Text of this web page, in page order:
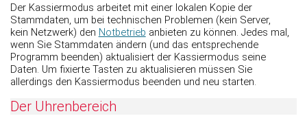
Der Kassiermodus arbeitet mit einer lokalen Kopie der
Stammdaten, um bei technischen Problemen (kein Server,
kein Netzwerk) den Notbetrieb anbieten zu können. Jedes mal,
wenn Sie Stammdaten ändern (und das entsprechende
Programm beenden) aktualisiert der Kassiermodus seine
Daten. Um fixierte Tasten zu aktualisieren müssen Sie
allerdings den Kassiermodus beenden und neu starten.
Der Uhrenbereich